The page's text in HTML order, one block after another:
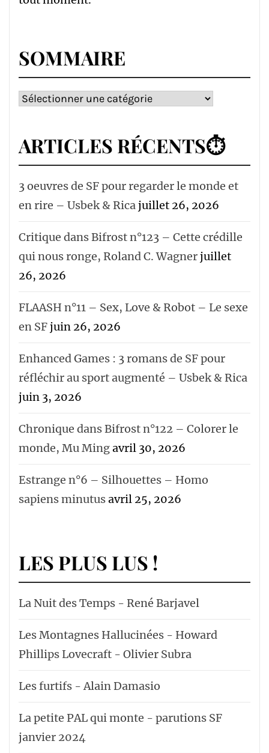
SOMMAIRE
Sommaire
ARTICLES RÉCENTS⏱
3 oeuvres de SF pour regarder le monde et
en rire – Usbek & Ricajuillet 26, 2026
Critique dans Bifrost n°123 – Cette crédille
qui nous ronge, Roland C. Wagnerjuillet
26, 2026
FLAASH n°11 – Sex, Love & Robot – Le sexe
en SFjuin 26, 2026
Enhanced Games : 3 romans de SF pour
réfléchir au sport augmenté – Usbek & Rica
juin 3, 2026
Chronique dans Bifrost n°122 – Colorer le
monde, Mu Mingavril 30, 2026
Estrange n°6 – Silhouettes – Homo
sapiens minutusavril 25, 2026
LES PLUS LUS !
La Nuit des Temps - René Barjavel
Les Montagnes Hallucinées - Howard
Phillips Lovecraft - Olivier Subra
Les furtifs - Alain Damasio
La petite PAL qui monte - parutions SF
janvier 2024